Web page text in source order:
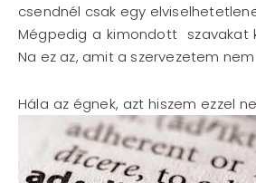
csendnél csak egy
Mégpedig a kimondott szavakat
Na ez az, amit a szervezetem
Hála az égnek, azt hiszem ezzel